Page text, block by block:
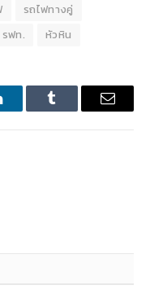
รถไฟทางคู่
รฟท. หัวหิน
Tumblr Email